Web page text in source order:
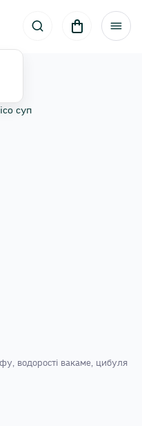
суп
водорості вакаме, цибуля